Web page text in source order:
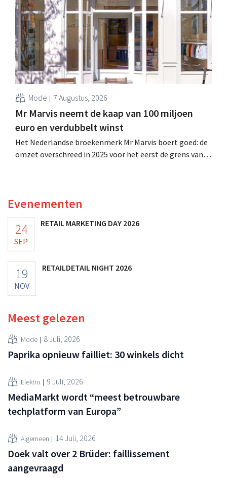
verhoogt het bedrijf ook zijn vooruitzichten voor het
volledige boekjaar.
Mode 7 Augustus, 2026
Mr Marvis neemt de kaap van 100 miljoen
euro en verdubbelt winst
Het Nederlandse broekenmerk Mr Marvis boert goed: de
omzet overschreed in 2025 voor het eerst de grens van
Evenementen
24
SEP
RETAIL MARKETING DAY 2026
19
NOV
RETAILDETAIL NIGHT 2026
Meest gelezen
Mode 8 Juli, 2026
Paprika opnieuw failliet: 30 winkels dicht
Elektro 9 Juli, 2026
MediaMarkt wordt “meest betrouwbare
techplatform van Europa”
Algemeen 14 Juli, 2026
Doek valt over 2 Brüder: faillissement
aangevraagd